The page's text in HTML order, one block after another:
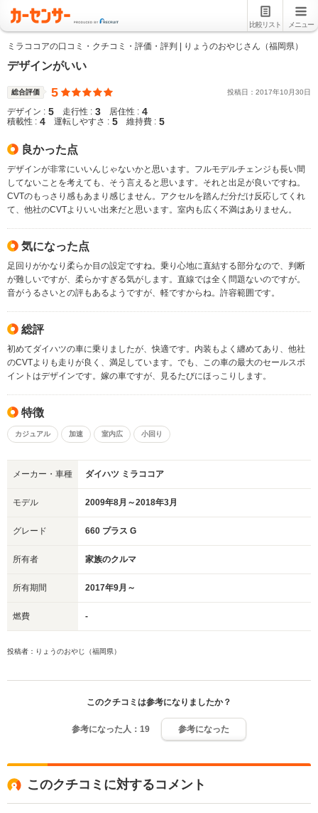
比較リスト メニュー
ミラココアの口コミ・クチコミ・評価・評判 | りょうのおやじさん（福岡県）
デザインがいい
総合評価 5 投稿日： 2017年10 月30日
デザイン : 5 走行性 : 3 居住性 : 4
積載性 : 4 運転しやすさ : 5 維持費 : 5
良かった点
デザインが非常にいいんじゃないかと思います。フルモデルチェンジも長い間
してないことを考えても、そう言えると思います。それと出足が良いですね。
CVTのもっさり感もあまり感じません。アクセルを踏んだ分だけ反応してくれ
て、他社のCVTよりいい出来だと思います。室内も広く不満はありません。
気になった点
足回りがかなり柔らか目の設定ですね。乗り心地に直結する部分なので、判断
が難しいですが、柔らかすぎる気がします。直線では全く問題ないのですが。
音がうるさいとの評もあるようですが、軽ですからね。許容範囲です。
総評
初めてダイハツの車に乗りましたが、快適です。内装もよく纏めてあり、他社
のCVTよりも走りが良く、満足しています。でも、この車の最大のセールスポ
イントはデザインです。嫁の車ですが、見るたびにほっこりします。
特徴
カジュアル 加速 室内広 小回り
メーカー・車種 ダイハツ ミラココア
モデル 2009年8月～2018年3月
グレード 660 プラス G
所有者 家族のクルマ
所有期間 2017年9月～
燃費 -
投稿者：りょうのおやじ（福岡県）
このクチコミは参考になりましたか？
参考になった人： 19 参考になった
このクチコミに対するコメント